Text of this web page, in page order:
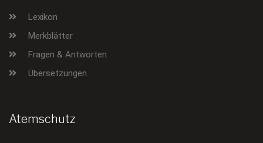
Lexikon
Merkblätter
Fragen & Antworten
Übersetzungen
Atemschutz